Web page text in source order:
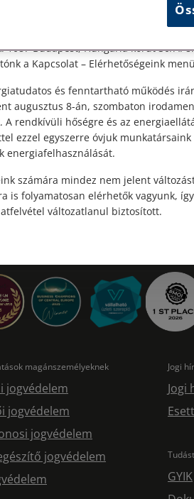
magánszemélyeknek
jogvédelem
jogvédelem
jogvédelem
jogvédelem
Jogi
Jogi
GYIK
ügyfélszolgálatunk telefonon
1087 Budapest, Hungária körút 30/A.
a Kapcsolat – Elérhetőségeink
és fenntartható működés
augusztus 8-án, szombaton
A rendkívüli hőségre és az
ezzel egyszerre óvjuk munkatársaink
energiafelhasználását.
számára mindez nem jelent
is folyamatosan elérhetők vagyunk,
változatlanul biztosított.